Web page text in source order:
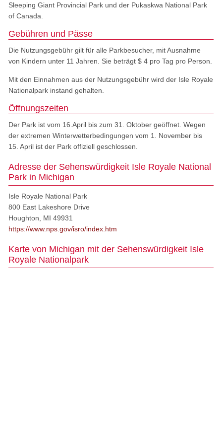
Sleeping Giant Provincial Park und der Pukaskwa National Park
of Canada.
Gebühren und Pässe
Die Nutzungsgebühr gilt für alle Parkbesucher, mit Ausnahme
von Kindern unter 11 Jahren. Sie beträgt $ 4 pro Tag pro Person.
Mit den Einnahmen aus der Nutzungsgebühr wird der Isle Royale
Nationalpark instand gehalten.
Öffnungszeiten
Der Park ist vom 16.April bis zum 31. Oktober geöffnet. Wegen
der extremen Winterwetterbedingungen vom 1. November bis
15. April ist der Park offiziell geschlossen.
Adresse der Sehenswürdigkeit Isle Royale National
Park in Michigan
Isle Royale National Park
800 East Lakeshore Drive
Houghton, MI 49931
https://www.nps.gov/isro/index.htm
Karte von Michigan mit der Sehenswürdigkeit Isle
Royale Nationalpark